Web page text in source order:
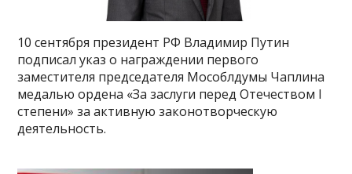
10 сентября президент РФ Владимир Путин
подписал указ о награждении первого
заместителя председателя Мособлдумы Чаплина
медалью ордена «За заслуги перед Отечеством I
степени» за активную законотворческую
деятельность.